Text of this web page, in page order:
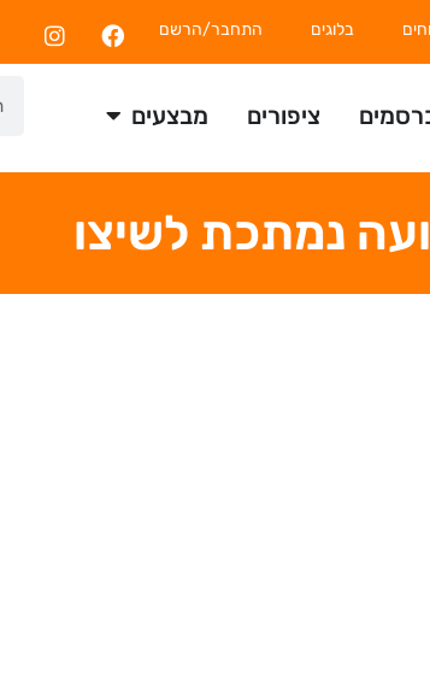
בלוגים התחבר/הרשם
ציפורים מבצעים
נמתכת לשיצו